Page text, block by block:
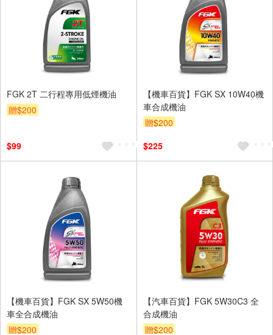
FGK 2T 二行程專用低煙機油
贈$200
$99
【機車百貨】FGK SX 10W40機
車合成機油
贈$200
$225
【機車百貨】FGK SX 5W50機
車全合成機油
贈$200
【汽車百貨】FGK 5W30C3 全
合成機油
贈$200